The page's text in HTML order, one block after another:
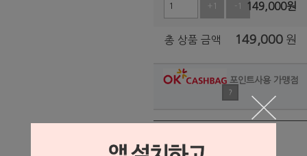
+1 -1 149,000원
총 상품 금액 149,000 원
포인트사용 가맹점
?
관심상품